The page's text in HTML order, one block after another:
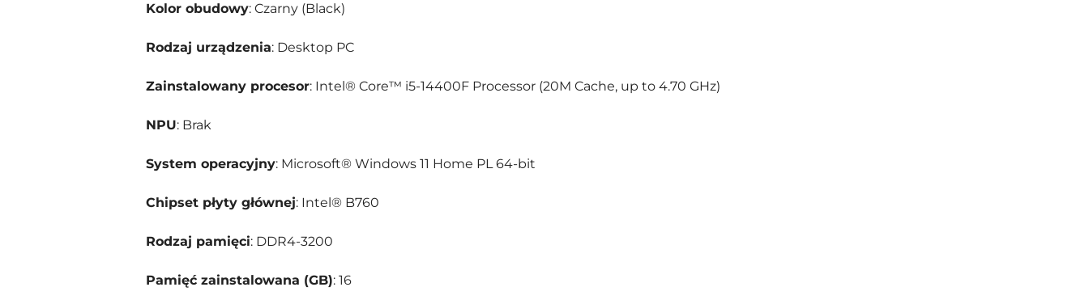
Kolor obudowy: Czarny (Black)
Rodzaj urządzenia: Desktop PC
Zainstalowany procesor: Intel® Core™ i5-14400F Processor (20M Cache, up to 4.70 GHz)
NPU: Brak
System operacyjny: Microsoft® Windows 11 Home PL 64-bit
Chipset płyty głównej: Intel® B760
Rodzaj pamięci: DDR4-3200
Pamięć zainstalowana (GB): 16